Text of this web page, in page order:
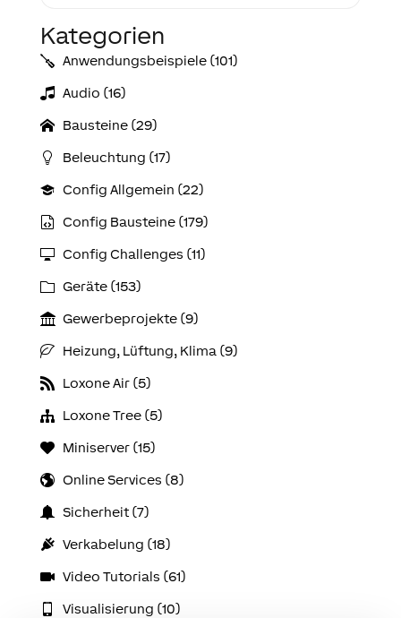
Kategorien
Anwendungs­­­beispiele (101)
Audio (16)
Bausteine (29)
Beleuchtung (17)
Config Allgemein (22)
Config Bausteine (179)
Config Challenges (11)
Geräte (153)
Gewerbeprojekte (9)
Heizung, Lüftung, Klima (9)
Loxone Air (5)
Loxone Tree (5)
Miniserver (15)
Online Services (8)
Sicherheit (7)
Verkabelung (18)
Video Tutorials (61)
Visualisierung (10)